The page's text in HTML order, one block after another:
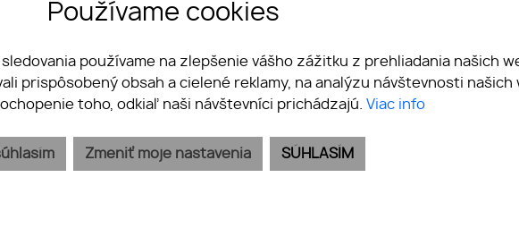
Používame cookies
používame na zlepšenie vášho zážitku z prehliadania našich
prispôsobený obsah a cielené reklamy, na analýzu návštevnosti našich
toho, odkiaľ naši návštevníci prichádzajú. Viac info
SÚHLASÍM
Zmeniť moje nastavenia